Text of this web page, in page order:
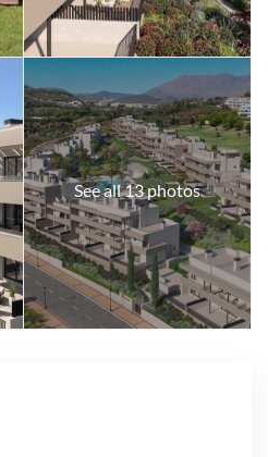
See all 13 photos